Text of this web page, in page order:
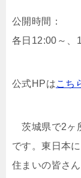
公開時間：
各日12:00～、
公式HPはこち
茨城県で2ヶ
です。東日本
住まいの皆さ